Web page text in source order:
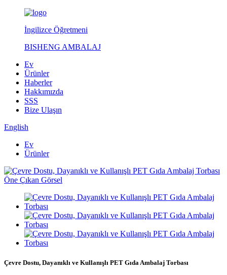
İngilizce Öğretmeni
BISHENG AMBALAJ
Ev
Ürünler
Haberler
Hakkımızda
SSS
Bize Ulaşın
English
Ev
Ürünler
Çevre Dostu, Dayanıklı ve Kullanışlı PET Gıda Ambalaj Torbası